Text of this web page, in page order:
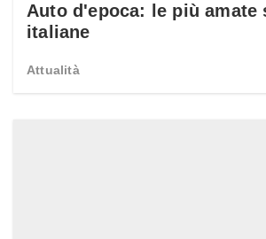
Auto d'epoca: le più amate
italiane
Attualità